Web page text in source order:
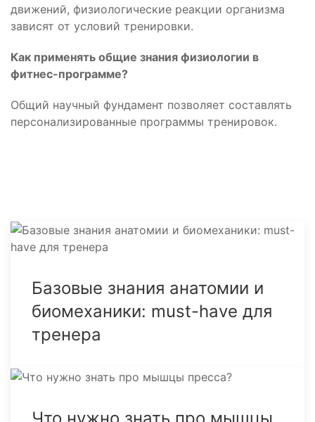
движений, физиологические реакции организма
зависят от условий тренировки.
Как применять общие знания физиологии в
фитнес-программе?
Общий научный фундамент позволяет составлять
персонализированные программы тренировок.
Базовые знания анатомии и
биомеханики: must-have для
тренера
Что нужно знать про мышцы